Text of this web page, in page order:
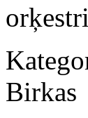
Birkas